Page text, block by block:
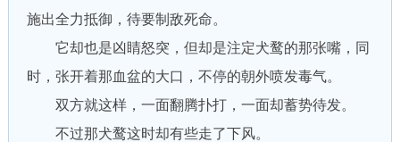
施出全力抵御，待要制敌死命。
它却也是凶睛怒突，但却是注定犬鹜的那张嘴，同
时，张开着那血盆的大口，不停的朝外喷发毒气。
双方就这样，一面翻腾扑打，一面却蓄势待发。
不过那犬鹜这时却有些走了下风。